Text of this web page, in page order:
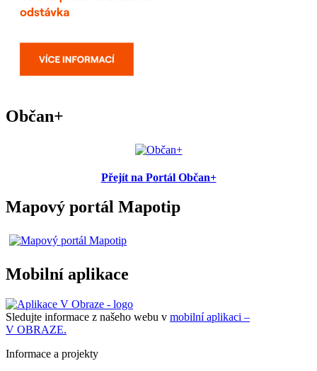
Občan+
Přejít na Portál Občan+
Mapový portál Mapotip
Mobilní aplikace
Sledujte informace z našeho webu v mobilní aplikaci –
V OBRAZE.
Informace a projekty